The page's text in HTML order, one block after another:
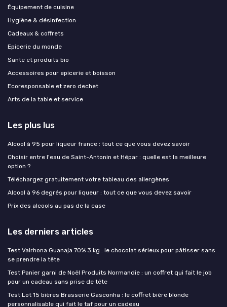
Équipement de cuisine
Hygiène & désinfection
Cadeaux & coffrets
Epicerie du monde
Sante et produits bio
Accessoires pour epicerie et boisson
Ecoresponsable et zero dechet
Arts de la table et service
Les plus lus
Alcool à 95 pour liqueur france : tout ce que vous devez savoir
Choisir entre l'eau de Saint-Antonin et Hépar : quelle est la meilleure
option ?
Téléchargez gratuitement votre tableau des allergènes
Alcool à 96 degrés pour liqueur : tout ce que vous devez savoir
Prix des alcools au pas de la case
Les derniers articles
Test Valrhona Guanaja 70% 3 kg : le chocolat sérieux pour pâtisser sans
se prendre la tête
Test Panier garni de Noël Produits Normandie : un coffret qui fait le job
pour un cadeau sans prise de tête
Test Lot 15 bières Brasserie Gasconha : le coffret bière blonde
personnalisable qui fait le taf pour un cadeau